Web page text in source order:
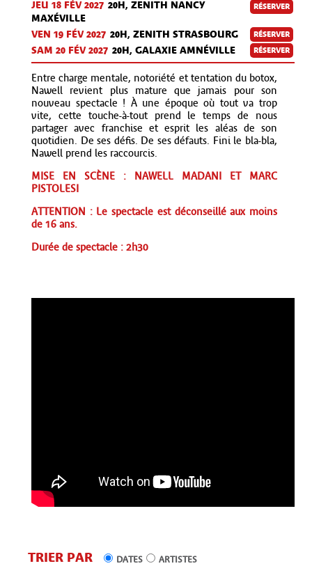
JEU 18 FÉV 2027 20H, ZENITH NANCY
MAXÉVILLE
RÉSERVER
VEN 19 FÉV 2027 20H, ZENITH STRASBOURG RÉSERVER
SAM 20 FÉV 2027 20H, GALAXIE AMNÉVILLE RÉSERVER
Entre charge mentale, notoriété et tentation du botox,
Nawell revient plus mature que jamais pour son
nouveau spectacle ! À une époque où tout va trop
vite, cette touche-à-tout prend le temps de nous
partager avec franchise et esprit les aléas de son
quotidien. De ses défis. De ses défauts. Fini le bla-bla,
Nawell prend les raccourcis.
MISE EN SCÈNE : NAWELL MADANI ET MARC
PISTOLESI
ATTENTION : Le spectacle est déconseillé aux moins
de 16 ans.
Durée de spectacle : 2h30
TRIER PAR DATES ARTISTES